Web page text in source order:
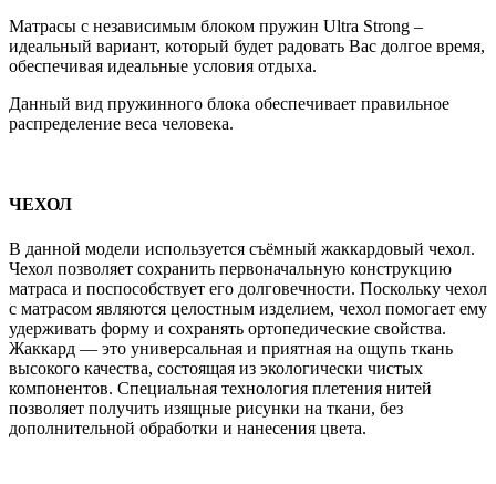
Матрасы с независимым блоком пружин Ultra Strong –
идеальный вариант, который будет радовать Вас долгое время,
обеспечивая идеальные условия отдыха.
Данный вид пружинного блока обеспечивает правильное
распределение веса человека.
ЧЕХОЛ
В данной модели используется съёмный жаккардовый чехол.
Чехол позволяет сохранить первоначальную конструкцию
матраса и поспособствует его долговечности. Поскольку чехол
с матрасом являются целостным изделием, чехол помогает ему
удерживать форму и сохранять ортопедические свойства.
Жаккард — это универсальная и приятная на ощупь ткань
высокого качества, состоящая из экологически чистых
компонентов. Специальная технология плетения нитей
позволяет получить изящные рисунки на ткани, без
дополнительной обработки и нанесения цвета.